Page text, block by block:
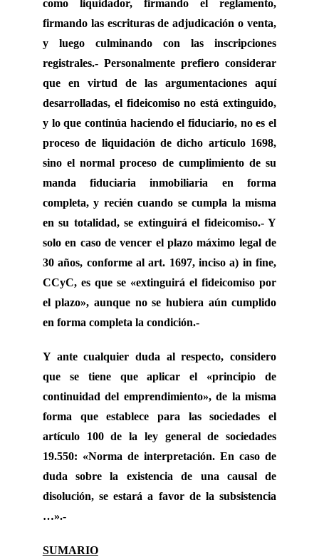
como liquidador, firmando el reglamento,
firmando las escrituras de adjudicación o venta,
y luego culminando con las inscripciones
registrales.- Personalmente prefiero considerar
que en virtud de las argumentaciones aquí
desarrolladas, el fideicomiso no está extinguido,
y lo que continúa haciendo el fiduciario, no es el
proceso de liquidación de dicho artículo 1698,
sino el normal proceso de cumplimiento de su
manda fiduciaria inmobiliaria en forma
completa, y recién cuando se cumpla la misma
en su totalidad, se extinguirá el fideicomiso.- Y
solo en caso de vencer el plazo máximo legal de
30 años, conforme al art. 1697, inciso a) in fine,
CCyC, es que se «extinguirá el fideicomiso por
el plazo», aunque no se hubiera aún cumplido
en forma completa la condición.-
Y ante cualquier duda al respecto, considero
que se tiene que aplicar el «principio de
continuidad del emprendimiento», de la misma
forma que establece para las sociedades el
artículo 100 de la ley general de sociedades
19.550: «Norma de interpretación. En caso de
duda sobre la existencia de una causal de
disolución, se estará a favor de la subsistencia
…».-
SUMARIO